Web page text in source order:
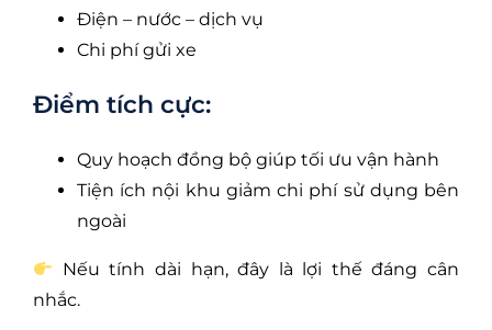
Điện – nước – dịch vụ
Chi phí gửi xe
Điểm tích cực:
Quy hoạch đồng bộ giúp tối ưu vận hành
Tiện ích nội khu giảm chi phí sử dụng bên
ngoài
Nếu tính dài hạn, đây là lợi thế đáng cân
nhắc.